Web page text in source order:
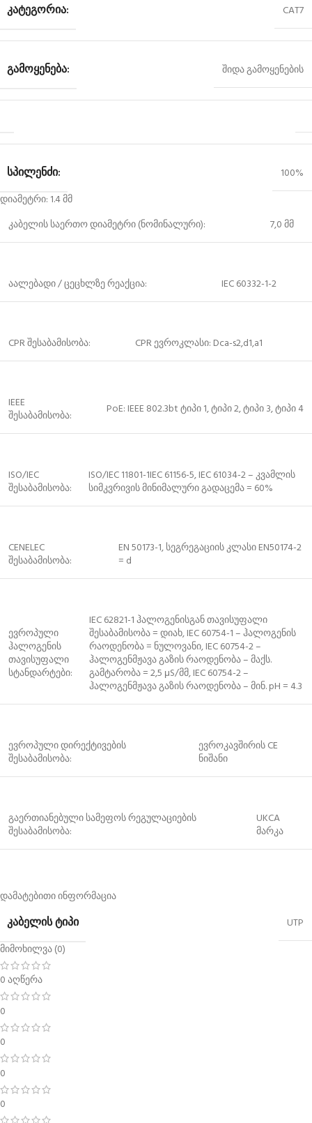
ᲙᲐᲢᲔᲒᲝᲠᲘᲐ: CAT7
ᲒᲐᲛᲝᲧᲔᲜᲔᲑᲐ: შიდა გამოყენების
ᲡᲞᲘᲚᲔᲜᲫᲘ:
100%
დიამეტრი: 1.4 მმ
კაბელის საერთო დიამეტრი (ნომინალური):
7,0 მმ
აალებადი / ცეცხლზე რეაქცია: IEC 60332-1-2
CPR შესაბამისობა: CPR ევროკლასი: Dca-s2,d1,a1
IEEE
შესაბამისობა:
PoE: IEEE 802.3bt ტიპი 1, ტიპი 2, ტიპი 3, ტიპი 4
ISO/IEC
შესაბამისობა:
ISO/IEC 11801-1IEC 61156-5, IEC 61034-2 – კვამლის
სიმკვრივის მინიმალური გადაცემა = 60%
CENELEC
შესაბამისობა:
EN 50173-1, სეგრეგაციის კლასი EN50174-2
= d
ევროპული
ჰალოგენის
თავისუფალი
სტანდარტები:
IEC 62821-1 ჰალოგენისგან თავისუფალი
შესაბამისობა = დიახ, IEC 60754-1 – ჰალოგენის
რაოდენობა = ნულოვანი, IEC 60754-2 –
ჰალოგენმჟავა გაზის რაოდენობა – მაქს.
გამტარობა = 2,5 μS/მმ, IEC 60754-2 –
ჰალოგენმჟავა გაზის რაოდენობა – მინ. pH = 4.3
ევროპული დირექტივების
შესაბამისობა:
ევროკავშირის CE
ნიშანი
გაერთიანებული სამეფოს რეგულაციების
შესაბამისობა:
UKCA
მარკა
დამატებითი ინფორმაცია
ᲙᲐᲑᲔᲚᲘᲡ ᲢᲘᲞᲘ
UTP
მიმოხილვა (0)
0 აღწერა
0
0
0
0